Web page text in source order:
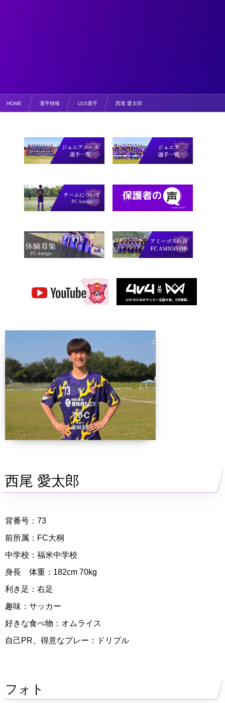
HOME 選手情報 U15選手 西尾 愛太郎
西尾 愛太郎
背番号：73
前所属：FC大桐
中学校：福米中学校
身長 体重：182cm 70kg
利き足：右足
趣味：サッカー
好きな食べ物：オムライス
自己PR、得意なプレー：ドリブル
フォト